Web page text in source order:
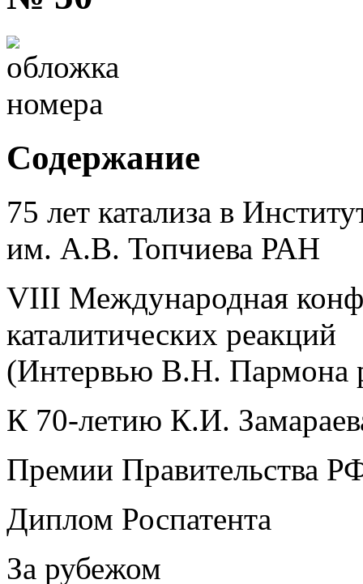
Содержание
75 лет катализа в
им. А.В. Топчиева РАН
VIII Международная
каталитических реакций
(Интервью В.Н. Пармона
К 70-летию К.И.
Премии Правительства
Диплом Роспатента
За рубежом